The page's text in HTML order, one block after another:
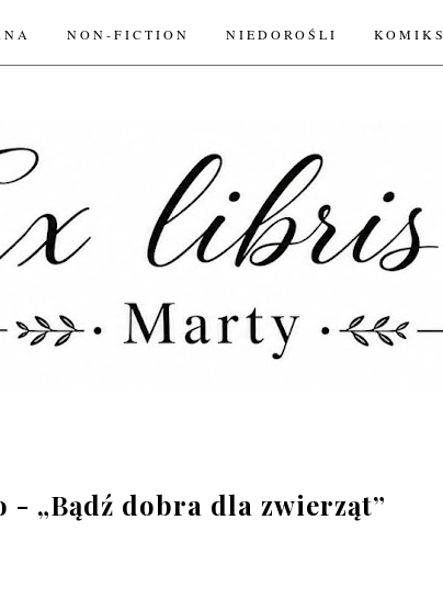
NON-FICTION NIEDOROŚLI KOMIKS
- „Bądź dobra dla zwierząt”